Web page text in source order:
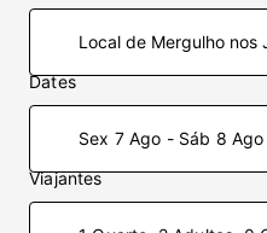
Dates
Sex 7 Ago - Sáb 8 Ago
Viajantes